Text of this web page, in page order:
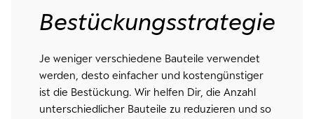
Bestückungsstrategie
Je weniger verschiedene Bauteile verwendet
werden, desto einfacher und kostengünstiger
ist die Bestückung. Wir helfen Dir, die Anzahl
unterschiedlicher Bauteile zu reduzieren und so